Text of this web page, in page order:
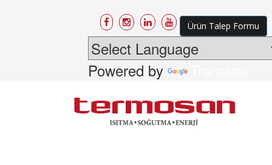
Ürün Talep Formu
Powered by